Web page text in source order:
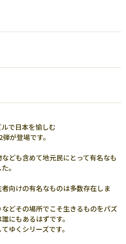
で日本を愉しむ
が登場です。
ども含めて地元民にとって有名なも
。
向けの有名なものは多数存在しま
どその場所でこそ生きるものをパズ
にもあるはずです。
ゆくシリーズです。